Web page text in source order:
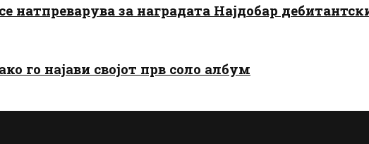
натпреварува за наградата Најдобар
го најави својот прв соло албум